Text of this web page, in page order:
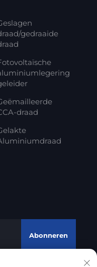
gedraaide
draad
Abonneren